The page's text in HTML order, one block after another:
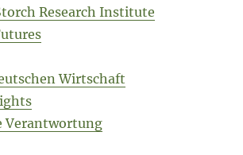
Research Institute
Wirtschaft
Verantwortung